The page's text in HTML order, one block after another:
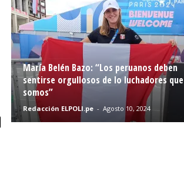
María Belén Bazo: “Los peruanos deben
sentirse orgullosos de lo luchadores que
somos”
Redacción ELPOLI.pe - Agosto 10, 2024